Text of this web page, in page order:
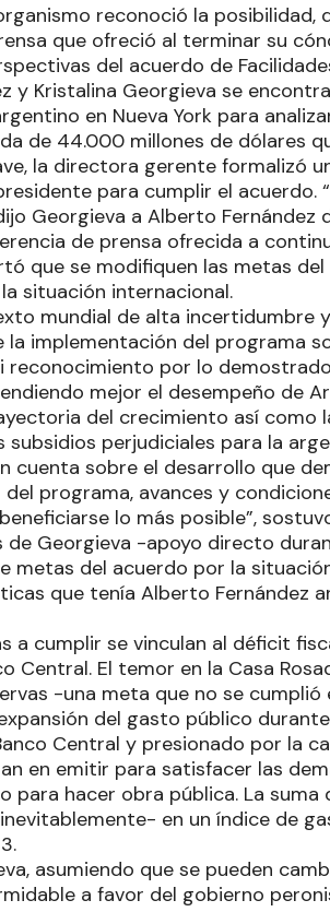
reconoció la posibilidad,
que ofreció al terminar su
del acuerdo de
y Kristalina Georgieva se
en Nueva York para
de 44.000 millones de dólares
la directora gerente formalizó
para cumplir el acuerdo.
Georgieva a Alberto
de prensa ofrecida a
que se modifiquen las metas
situación internacional.
mundial de alta incertidumbre
implementación del programa
reconocimiento por lo
mejor el desempeño de
del crecimiento así como
subsidios perjudiciales para la
cuenta sobre el desarrollo que
programa, avances y
lo más posible”,
Georgieva -apoyo directo
metas del acuerdo por la
que tenía Alberto Fernández
a cumplir se vinculan al déficit
Central. El temor en la Casa
-una meta que no se cumplió
del gasto público
Central y presionado por la
en emitir para satisfacer las
para hacer obra pública. La
en un índice de
asumiendo que se pueden
a favor del gobierno